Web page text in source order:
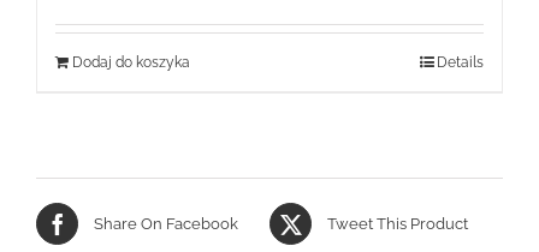
Dodaj do koszyka Details
Share On Facebook Tweet This Product